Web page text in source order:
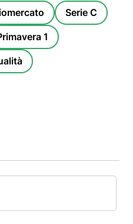
Serie C
1